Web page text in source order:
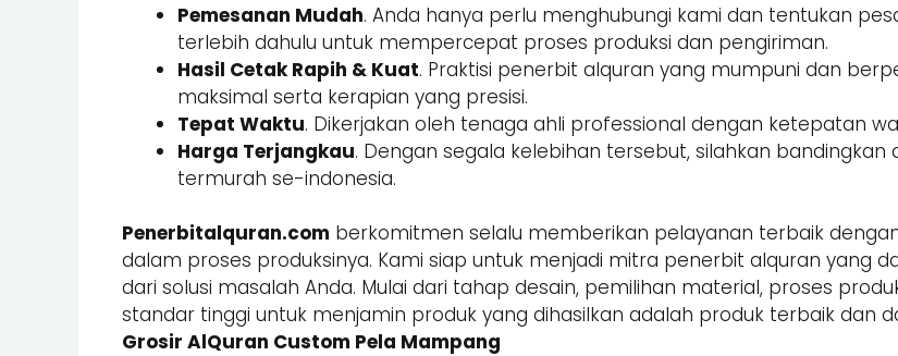
Pemesanan Mudah. Anda hanya perlu menghubungi kami dan tentukan
terlebih dahulu untuk mempercepat proses produksi dan pengiriman.
Hasil Cetak Rapih & Kuat. Praktisi penerbit alquran yang mumpuni dan
maksimal serta kerapian yang presisi.
Tepat Waktu. Dikerjakan oleh tenaga ahli professional dengan ketepatan
Harga Terjangkau. Dengan segala kelebihan tersebut, silahkan bandingkan
termurah se-indonesia.
Penerbitalquran.com berkomitmen selalu memberikan pelayanan terbaik
dalam proses produksinya. Kami siap untuk menjadi mitra penerbit alquran yang
dari solusi masalah Anda. Mulai dari tahap desain, pemilihan material, proses
standar tinggi untuk menjamin produk yang dihasilkan adalah produk terbaik dan
Grosir AlQuran Custom Pela Mampang